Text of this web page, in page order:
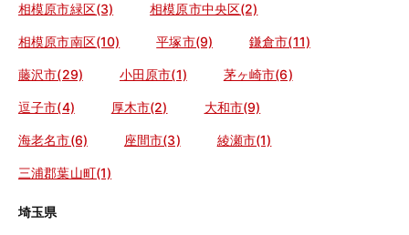
相模原市緑区(3) 相模原市中央区(2)
相模原市南区(10) 平塚市(9) 鎌倉市(11)
藤沢市(29) 小田原市(1) 茅ヶ崎市(6)
逗子市(4) 厚木市(2) 大和市(9)
海老名市(6) 座間市(3) 綾瀬市(1)
三浦郡葉山町(1)
埼玉県